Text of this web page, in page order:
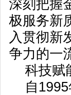
深刻把握
极服务新
入贯彻新
争力的一
科技赋
自